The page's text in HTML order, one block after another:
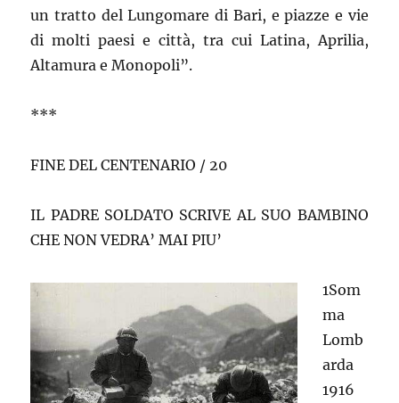
un tratto del Lungomare di Bari, e piazze e vie
di molti paesi e città, tra cui Latina, Aprilia,
Altamura e Monopoli”.
***
FINE DEL CENTENARIO / 20
IL PADRE SOLDATO SCRIVE AL SUO BAMBINO
CHE NON VEDRA’ MAI PIU’
1Som
ma
Lomb
arda
1916